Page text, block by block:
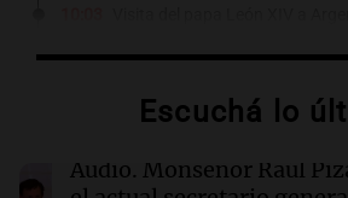
León XIV: "Es momento de
10:03 Tecnología
Google Maps se transforma:
Escuchá lo
Audio. Monseñor Raúl